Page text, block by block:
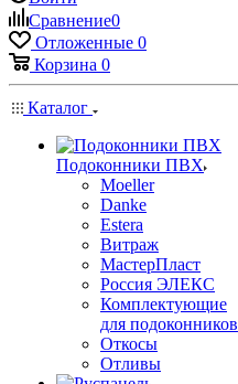
Сравнение0
Отложенные 0
Корзина 0
Каталог
Подоконники ПВХ
Moeller
Danke
Estera
Витраж
МастерПласт
Россия ЭЛЕКС
Комплектующие
для подоконников
Откосы
Отливы